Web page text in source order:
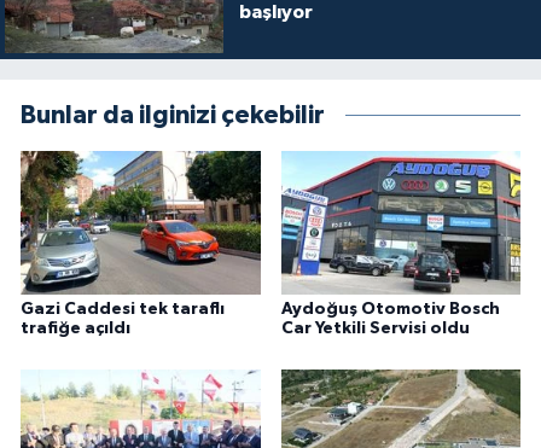
başlıyor
Bunlar da ilginizi çekebilir
Gazi Caddesi tek taraflı
trafiğe açıldı
Aydoğuş Otomotiv Bosch
Car Yetkili Servisi oldu